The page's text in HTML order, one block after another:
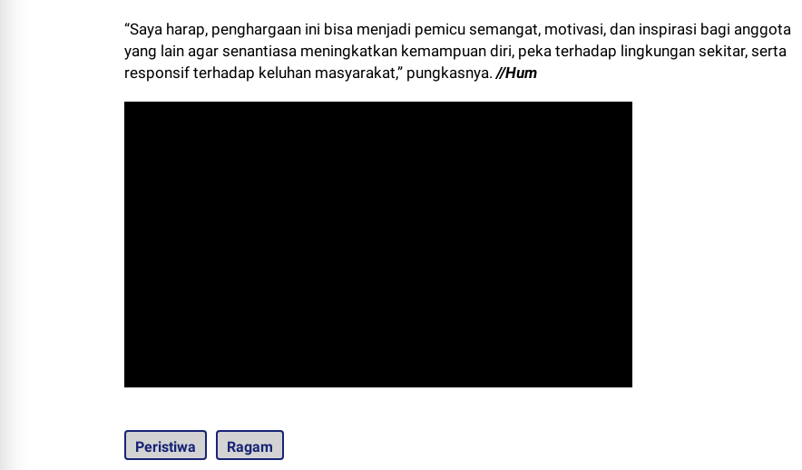
“Saya harap, penghargaan ini bisa menjadi pemicu semangat, motivasi, dan inspirasi bagi anggota
yang lain agar senantiasa meningkatkan kemampuan diri, peka terhadap lingkungan sekitar, serta
responsif terhadap keluhan masyarakat,” pungkasnya.//Hum
Peristiwa Ragam